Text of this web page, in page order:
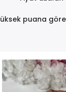
puana göre